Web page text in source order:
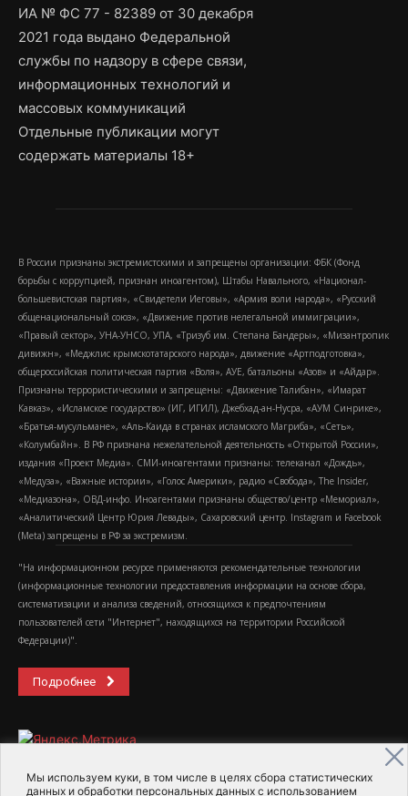
Мы используем куки, в том числе в целях сбора статистических
данных и обработки персональных данных с использованием
ИА № ФС 77 - 82389 от 30 декабря
2021 года выдано Федеральной
службы по надзору в сфере связи,
информационных технологий и
массовых коммуникаций
Отдельные публикации могут
содержать материалы 18+
В России признаны экстремистскими и запрещены организации: ФБК (Фонд
борьбы с коррупцией, признан иноагентом), Штабы Навального, «Национал-
большевистская партия», «Свидетели Иеговы», «Армия воли народа», «Русский
общенациональный союз», «Движение против нелегальной иммиграции»,
«Правый сектор», УНА-УНСО, УПА, «Тризуб им. Степана Бандеры», «Мизантропик
дивижн», «Меджлис крымскотатарского народа», движение «Артподготовка»,
общероссийская политическая партия «Воля», АУЕ, батальоны «Азов» и «Айдар».
Признаны террористическими и запрещены: «Движение Талибан», «Имарат
Кавказ», «Исламское государство» (ИГ, ИГИЛ), Джебхад-ан-Нусра, «АУМ Синрике»,
«Братья-мусульмане», «Аль-Каида в странах исламского Магриба», «Сеть»,
«Колумбайн». В РФ признана нежелательной деятельность «Открытой России»,
издания «Проект Медиа». СМИ-иноагентами признаны: телеканал «Дождь»,
«Медуза», «Важные истории», «Голос Америки», радио «Свобода», The Insider,
«Медиазона», ОВД-инфо. Иноагентами признаны общество/центр «Мемориал»,
«Аналитический Центр Юрия Левады», Сахаровский центр. Instagram и Facebook
(Metа) запрещены в РФ за экстремизм.
"На информационном ресурсе применяются рекомендательные технологии
(информационные технологии предоставления информации на основе сбора,
систематизации и анализа сведений, относящихся к предпочтениям
пользователей сети "Интернет", находящихся на территории Российской
Федерации)".
Подробнее